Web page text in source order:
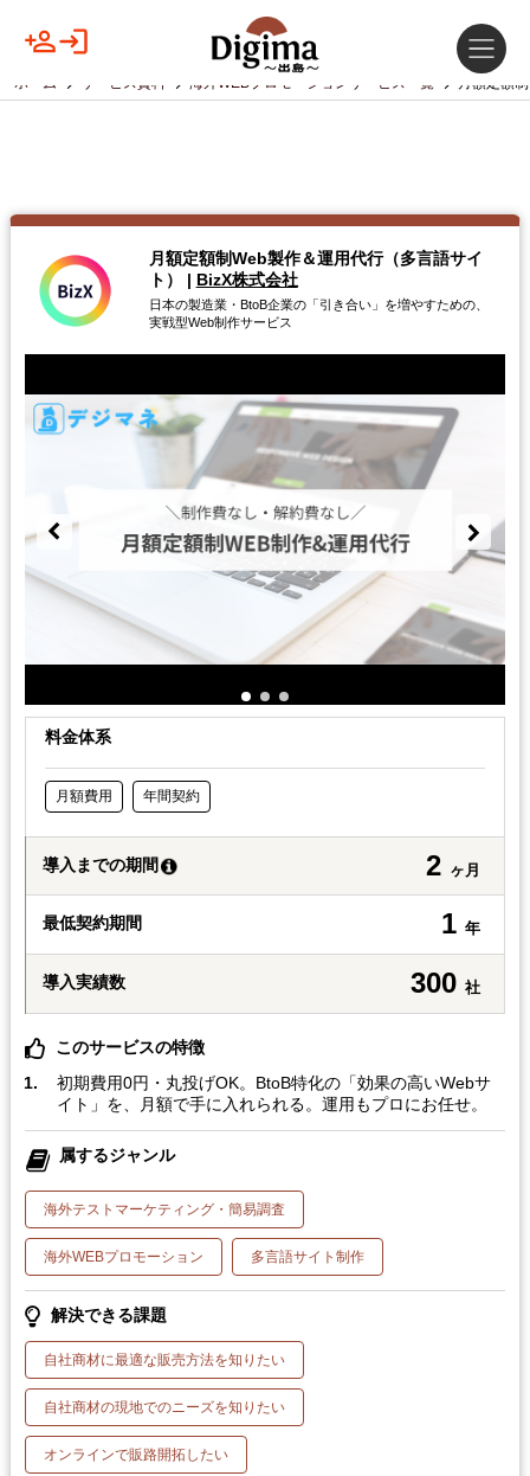
ホーム サービス資料 海外WEBプロモーションサービス一覧 月額定額
月額定額制Web製作＆運用代行（多言語サイ
ト） | BizX株式会社
日本の製造業・BtoB企業の「引き合い」を増やすための、
実戦型Web制作サービス
料金体系
月額費用 年間契約
導入までの期間 2 ヶ月
最低契約期間 1 年
導入実績数 300 社
このサービスの特徴
初期費用0円・丸投げOK。BtoB特化の「効果の高いWebサ
イト」を、月額で手に入れられる。運用もプロにお任せ。
属するジャンル
海外テストマーケティング・簡易調査
海外WEBプロモーション 多言語サイト制作
解決できる課題
自社商材に最適な販売方法を知りたい
自社商材の現地でのニーズを知りたい
オンラインで販路開拓したい